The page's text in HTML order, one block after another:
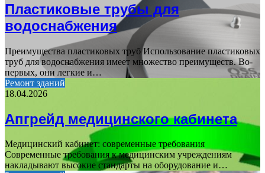
Пластиковые трубы для
водоснабжения
Преимущества пластиковых труб Использование пластиковых
труб для водоснабжения имеет множество преимуществ. Во-
первых, они легкие и…
Ремонт зданий
18.04.2026
Апгрейд медицинского кабинета
Медицинский кабинет: современные требования
Современные требования к медицинским учреждениям
накладывают высокие стандарты на оборудование и…